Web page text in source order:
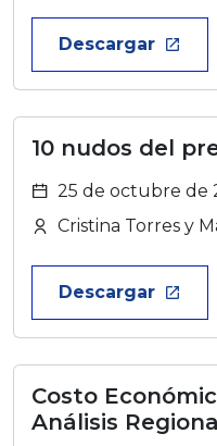
Descargar launch
10 nudos del
25 de octubre de
Cristina Torres y
Descargar launch
Costo
Análisis